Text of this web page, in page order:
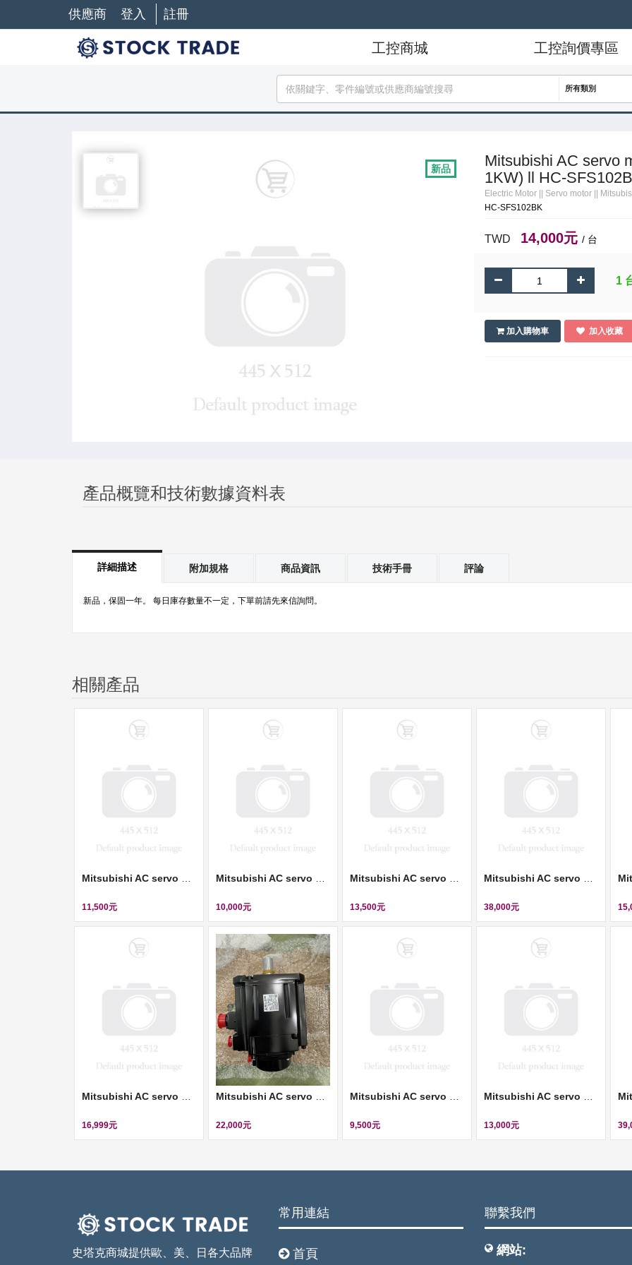
供應商 登入 註冊
工控商城 工控詢價專區
所有類別
新品
Mitsubishi AC servo
1KW) ll HC-
Electric Motor Servo motor
HC-SFS102BK
TWD 14,000元 / 台
1
加入購物車 加入收藏
產品概覽和技術數據資料表
詳細描述 附加規格 商品資訊 技術手冊 評論
新品，保固一年。 每日庫存數量不一定，下單前請先來信詢問。
相關產品
11,500元 10,000元 13,500元 38,000元
16,999元 22,000元 9,500元 13,000元
史塔克商城提供歐、美、日各大品牌
常用連結
首頁
聯繫我們
網站: